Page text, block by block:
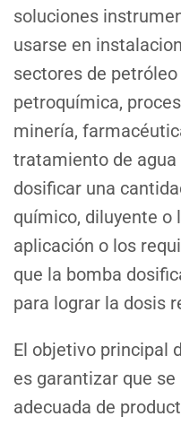
soluciones
usarse en
sectores de
petroquímica,
minería,
tratamiento de agua
dosificar una
químico, diluyente o
aplicación o los
que la bomba
para lograr la dosis
El objetivo principal
es garantizar que
adecuada de